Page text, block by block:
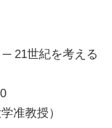
21世紀を考える
准教授）